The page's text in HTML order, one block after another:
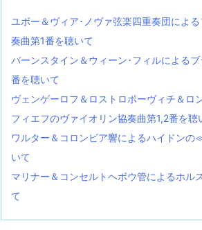
ユボー＆ヴィア･ノヴァ弦楽四重奏団によ
奏曲第1番を聴いて
バーンスタイン＆ウィーン･フィルによる
番を聴いて
ヴェンゲーロフ＆ロストロポーヴィチ＆ロ
フィエフのヴァイオリン協奏曲第1,2番を聴
ワルター＆コロンビア響によるハイドン
いて
マリナー＆コンセルトヘボウ管によるホ
て